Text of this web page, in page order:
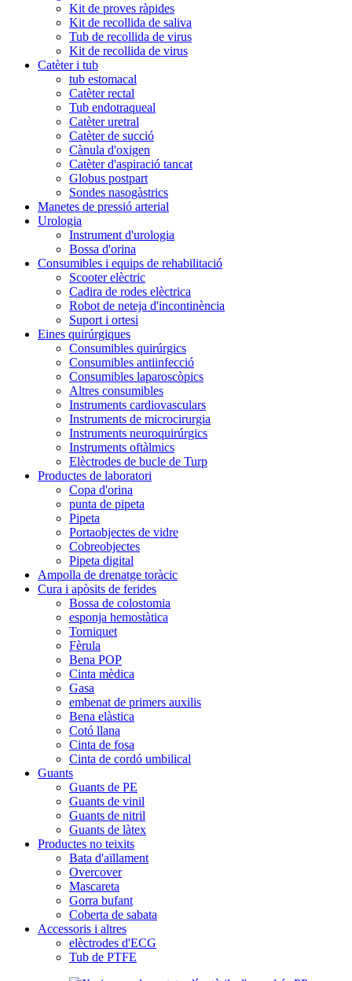
Kit de proves ràpides
Kit de recollida de saliva
Tub de recollida de virus
Kit de recollida de virus
Catèter i tub
tub estomacal
Catèter rectal
Tub endotraqueal
Catèter uretral
Catèter de succió
Cànula d'oxigen
Catèter d'aspiració tancat
Globus postpart
Sondes nasogàstrics
Manetes de pressió arterial
Urologia
Instrument d'urologia
Bossa d'orina
Consumibles i equips de rehabilitació
Scooter elèctric
Cadira de rodes elèctrica
Robot de neteja d'incontinència
Suport i ortesi
Eines quirúrgiques
Consumibles quirúrgics
Consumibles antiinfecció
Consumibles laparoscòpics
Altres consumibles
Instruments cardiovasculars
Instruments de microcirurgia
Instruments neuroquirúrgics
Instruments oftàlmics
Elèctrodes de bucle de Turp
Productes de laboratori
Copa d'orina
punta de pipeta
Pipeta
Portaobjectes de vidre
Cobreobjectes
Pipeta digital
Ampolla de drenatge toràcic
Cura i apòsits de ferides
Bossa de colostomia
esponja hemostàtica
Torniquet
Fèrula
Bena POP
Cinta mèdica
Gasa
embenat de primers auxilis
Bena elàstica
Cotó llana
Cinta de fosa
Cinta de cordó umbilical
Guants
Guants de PE
Guants de vinil
Guants de nitril
Guants de làtex
Productes no teixits
Bata d'aïllament
Overcover
Mascareta
Gorra bufant
Coberta de sabata
Accessoris i altres
elèctrodes d'ECG
Tub de PTFE